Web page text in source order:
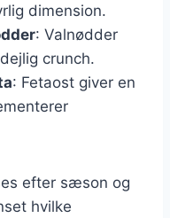
dimension.
: Valnødder
crunch.
: Fetaost giver en
efter sæson og
hvilke